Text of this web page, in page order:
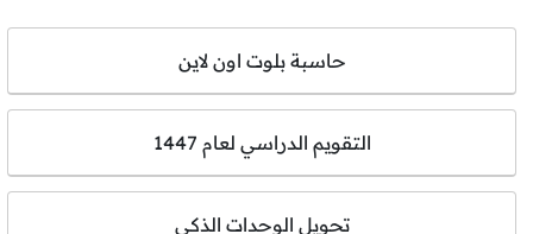
حاسبة بلوت اون لاين
التقويم الدراسي لعام 1447
تحويل الوحدات الذكي